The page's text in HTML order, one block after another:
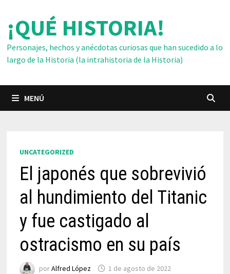
contenido
¡QUÉ HISTORIA!
Personajes, hechos y anécdotas curiosas que han sucedido a lo
largo de la Historia (la intrahistoria de la Historia)
MENÚ
UNCATEGORIZED
El japonés que sobrevivió
al hundimiento del Titanic
y fue castigado al
ostracismo en su país
porAlfred López 1 de agosto de 2022